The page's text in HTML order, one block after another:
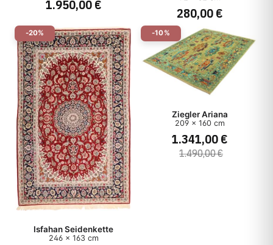
1.950,00 €
280,00 €
-20%
Isfahan Seidenkette
246 x 163 cm
-10%
Ziegler Ariana
209 x 160 cm
1.341,00 €
1.490,00 €